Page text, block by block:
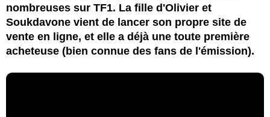
nombreuses sur TF1. La fille d'Olivier et
Soukdavone vient de lancer son propre site de
vente en ligne, et elle a déjà une toute première
acheteuse (bien connue des fans de l'émission).